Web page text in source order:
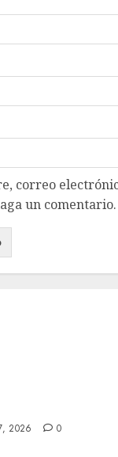
correo
un comentario.
2026 0